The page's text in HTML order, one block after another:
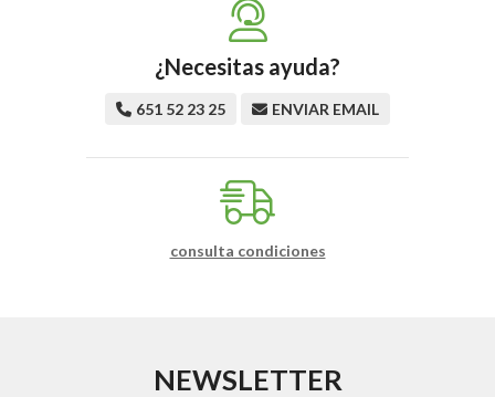
¿Necesitas ayuda?
651 52 23 25 ENVIAR EMAIL
consulta condiciones
NEWSLETTER